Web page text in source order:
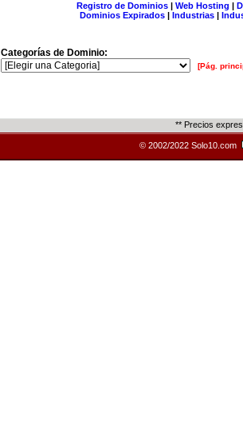
Registro de Dominios| Web Hosting |
Dominios Expirados | Industrias |
Categorías de Dominio:
[Pág.
** Precios
© 2002/2022 Solo10.com